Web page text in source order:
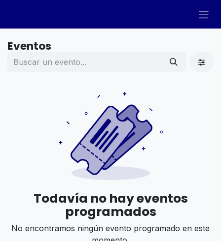
Eventos
Todavía no hay eventos
programados
No encontramos ningún evento programado en este